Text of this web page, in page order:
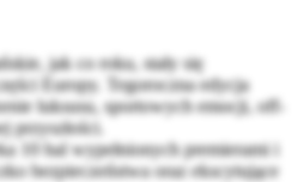
jak co roku, stały się
Europy. Tegoroczna edycja
luksusu, sportowych emocji, off-
przyszłości.
10 hal wypełnionych premierami i
bezpieczeństwa oraz ekscytujące